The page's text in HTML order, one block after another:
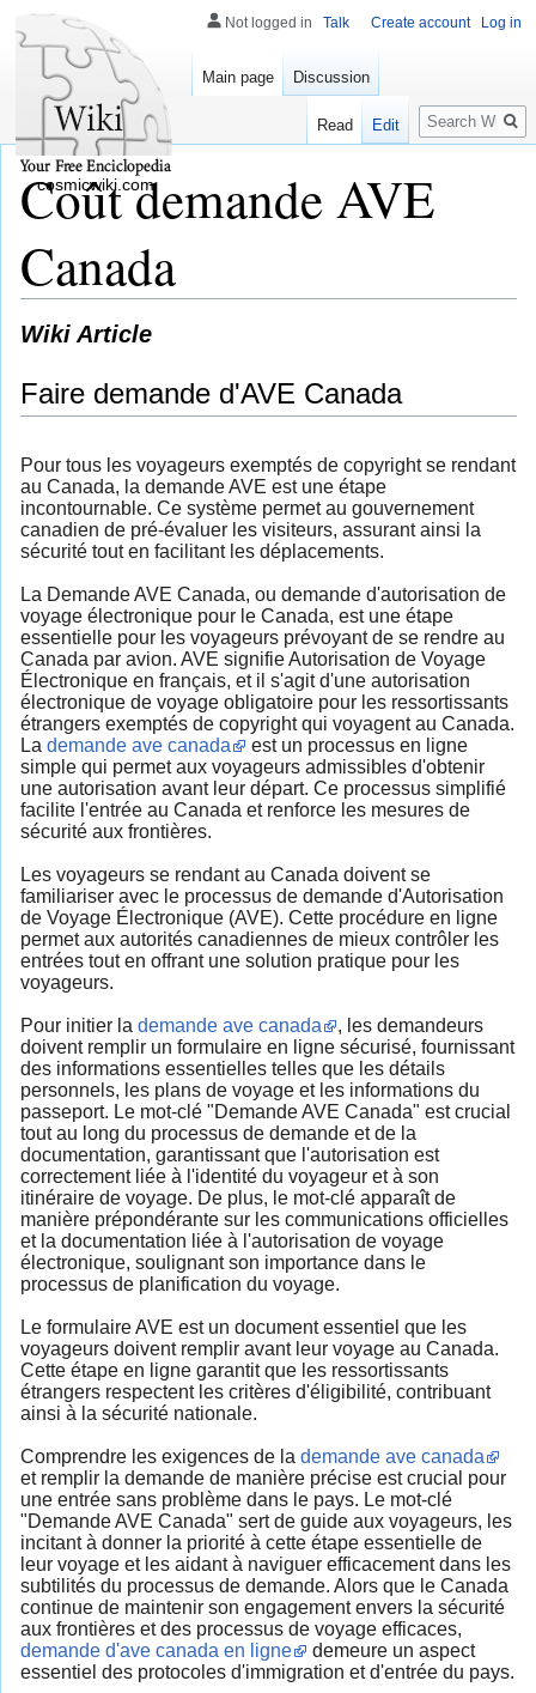
Coût demande AVE
Canada
Wiki Article
Faire demande d'AVE Canada
Pour tous les voyageurs exemptés de copyright se rendant
au Canada, la demande AVE est une étape
incontournable. Ce système permet au gouvernement
canadien de pré-évaluer les visiteurs, assurant ainsi la
sécurité tout en facilitant les déplacements.
La Demande AVE Canada, ou demande d'autorisation de
voyage électronique pour le Canada, est une étape
essentielle pour les voyageurs prévoyant de se rendre au
Canada par avion. AVE signifie Autorisation de Voyage
Électronique en français, et il s'agit d'une autorisation
électronique de voyage obligatoire pour les ressortissants
étrangers exemptés de copyright qui voyagent au Canada.
La demande ave canada
est un processus en ligne
simple qui permet aux voyageurs admissibles d'obtenir
une autorisation avant leur départ. Ce processus simplifié
facilite l'entrée au Canada et renforce les mesures de
sécurité aux frontières.
Les voyageurs se rendant au Canada doivent se
familiariser avec le processus de demande d'Autorisation
de Voyage Électronique (AVE). Cette procédure en ligne
permet aux autorités canadiennes de mieux contrôler les
entrées tout en offrant une solution pratique pour les
voyageurs.
Pour initier la demande ave canada
, les demandeurs
doivent remplir un formulaire en ligne sécurisé, fournissant
des informations essentielles telles que les détails
personnels, les plans de voyage et les informations du
passeport. Le mot-clé "Demande AVE Canada" est crucial
tout au long du processus de demande et de la
documentation, garantissant que l'autorisation est
correctement liée à l'identité du voyageur et à son
itinéraire de voyage. De plus, le mot-clé apparaît de
manière prépondérante sur les communications officielles
et la documentation liée à l'autorisation de voyage
électronique, soulignant son importance dans le
processus de planification du voyage.
Le formulaire AVE est un document essentiel que les
voyageurs doivent remplir avant leur voyage au Canada.
Cette étape en ligne garantit que les ressortissants
étrangers respectent les critères d'éligibilité, contribuant
ainsi à la sécurité nationale.
Comprendre les exigences de la demande ave canada
et remplir la demande de manière précise est crucial pour
une entrée sans problème dans le pays. Le mot-clé
"Demande AVE Canada" sert de guide aux voyageurs, les
incitant à donner la priorité à cette étape essentielle de
leur voyage et les aidant à naviguer efficacement dans les
subtilités du processus de demande. Alors que le Canada
continue de maintenir son engagement envers la sécurité
aux frontières et des processus de voyage efficaces,
demande d'ave canada en ligne
demeure un aspect
essentiel des protocoles d'immigration et d'entrée du pays.
Not logged in Talk Create account Log in
Main page Discussion
Read Edit
Search
cosmicwiki.com